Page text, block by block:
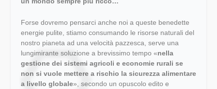
Forse dovremo pensarci anche noi a queste benedette
energie pulite, stiamo consumando le risorse naturali del
nostro pianeta ad una velocità pazzesca, serve una
lungimirante soluzione a brevissimo tempo «nella
gestione dei sistemi agricoli e economie rurali se
non si vuole mettere a rischio la sicurezza alimentare
a livello globale», secondo un opuscolo edito e